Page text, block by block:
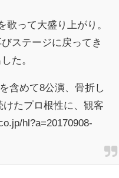
って大盛り上がり。
ステージに戻ってき
た。
含めて8公演、骨折し
たプロ根性に、観客
hl?a=20170908-